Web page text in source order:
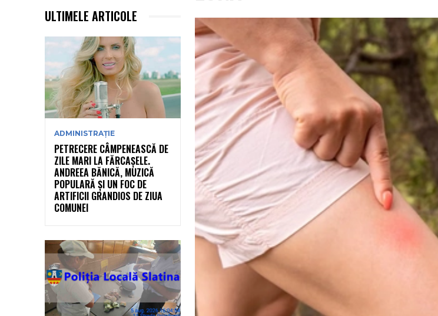
ULTIMELE ARTICOLE
ADMINISTRAȚIE
PETRECERE CÂMPENEASCĂ DE
ZILE MARI LA FĂRCAȘELE.
ANDREEA BĂNICĂ, MUZICĂ
POPULARĂ ȘI UN FOC DE
ARTIFICII GRANDIOS DE ZIUA
COMUNEI